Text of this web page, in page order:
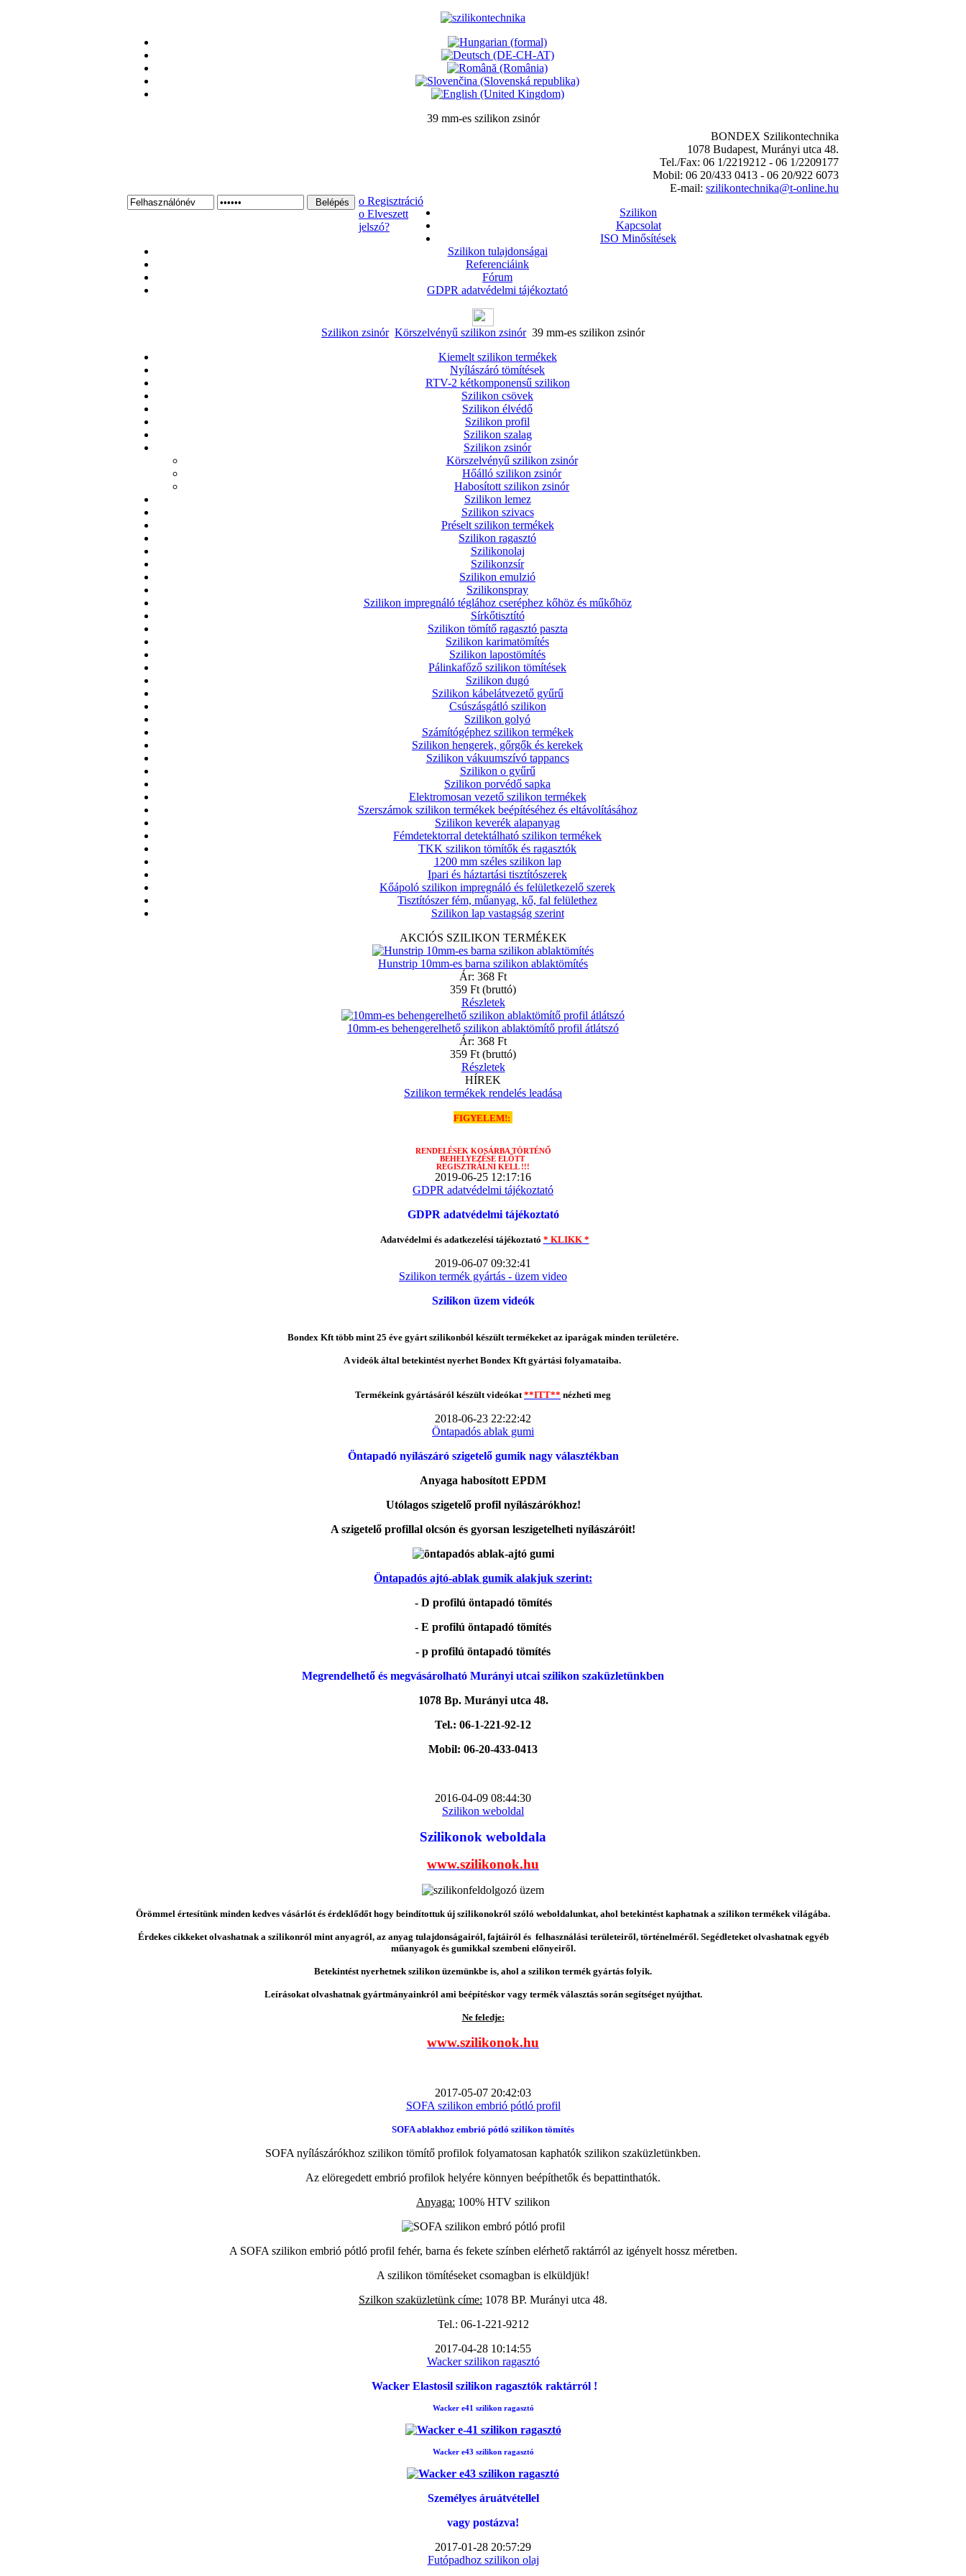
39 mm-es szilikon zsinór
BONDEX Szilikontechnika
1078 Budapest, Murányi utca 48.
Tel./Fax: 06 1/2219212 - 06 1/2209177
Mobil: 06 20/433 0413 - 06 20/922 6073
E-mail: szilikontechnika@t-online.hu
ο Regisztráció
ο Elveszett
jelszó?
Szilikon
Kapcsolat
ISO Minősítések
Szilikon tulajdonságai
Referenciáink
Fórum
GDPR adatvédelmi tájékoztató
Szilikon zsinór Körszelvényű szilikon zsinór 39 mm-es szilikon zsinór
Kiemelt szilikon termékek
Nyílászáró tömítések
RTV-2 kétkomponensű szilikon
Szilikon csövek
Szilikon élvédő
Szilikon profil
Szilikon szalag
Szilikon zsinór
Körszelvényű szilikon zsinór
Hőálló szilikon zsinór
Habosított szilikon zsinór
Szilikon lemez
Szilikon szivacs
Préselt szilikon termékek
Szilikon ragasztó
Szilikonolaj
Szilikonzsír
Szilikon emulzió
Szilikonspray
Szilikon impregnáló téglához cseréphez kőhöz és műkőhöz
Sírkőtisztító
Szilikon tömítő ragasztó paszta
Szilikon karimatömítés
Szilikon lapostömítés
Pálinkafőző szilikon tömítések
Szilikon dugó
Szilikon kábelátvezető gyűrű
Csúszásgátló szilikon
Szilikon golyó
Számítógéphez szilikon termékek
Szilikon hengerek, gőrgők és kerekek
Szilikon vákuumszívó tappancs
Szilikon o gyűrű
Szilikon porvédő sapka
Elektromosan vezető szilikon termékek
Szerszámok szilikon termékek beépítéséhez és eltávolításához
Szilikon keverék alapanyag
Fémdetektorral detektálható szilikon termékek
TKK szilikon tömítők és ragasztók
1200 mm széles szilikon lap
Ipari és háztartási tisztítószerek
Kőápoló szilikon impregnáló és felületkezelő szerek
Tisztítószer fém, műanyag, kő, fal felülethez
Szilikon lap vastagság szerint
AKCIÓS SZILIKON TERMÉKEK
Hunstrip 10mm-es barna szilikon ablaktömítés
Ár: 368 Ft
359 Ft (bruttó)
Részletek
10mm-es behengerelhető szilikon ablaktömítő profil átlátszó
Ár: 368 Ft
359 Ft (bruttó)
Részletek
HÍREK
Szilikon termékek rendelés leadása
FIGYELEM!:
RENDELÉSEK KOSÁRBA TÖRTÉNŐ
BEHELYEZÉSE ELŐTT
REGISZTRÁLNI KELL !!!
2019-06-25 12:17:16
GDPR adatvédelmi tájékoztató
GDPR adatvédelmi tájékoztató
Adatvédelmi és adatkezelési tájékoztató * KLIKK *
2019-06-07 09:32:41
Szilikon termék gyártás - üzem video
Szilikon üzem videók
Bondex Kft több mint 25 éve gyárt szilikonból készült termékeket az iparágak minden területére.
A videók által betekintést nyerhet Bondex Kft gyártási folyamataiba.
Termékeink gyártásáról készült videókat**ITT** nézheti meg
2018-06-23 22:22:42
Öntapadós ablak gumi
Öntapadó nyílászáró szigetelő gumik nagy választékban
Anyaga habosított EPDM
Utólagos szigetelő profil nyílászárókhoz!
A szigetelő profillal olcsón és gyorsan leszigetelheti nyílászáróit!
Öntapadós ajtó-ablak gumik alakjuk szerint:
- D profilú öntapadó tömítés
- E profilú öntapadó tömítés
- p profilú öntapadó tömítés
Megrendelhető és megvásárolható Murányi utcai szilikon szaküzletünkben
1078 Bp. Murányi utca 48.
Tel.: 06-1-221-92-12
Mobil: 06-20-433-0413
2016-04-09 08:44:30
Szilikon weboldal
Szilikonok weboldala
www.szilikonok.hu
Örömmel értesítünk minden kedves vásárlót és érdeklődőt hogy beindítottuk új szilikonokról szóló weboldalunkat, ahol betekintést kaphatnak a szilikon termékek világába.
Érdekes cikkeket olvashatnak a szilikonról mint anyagról, az anyag tulajdonságairól, fajtáiról és felhasználási területeiről, történelméről. Segédleteket olvashatnak egyéb
műanyagok és gumikkal szembeni előnyeiről.
Betekintést nyerhetnek szilikon üzemünkbe is, ahol a szilikon termék gyártás folyik.
Leírásokat olvashatnak gyártmányainkról ami beépítéskor vagy termék választás során segítséget nyújthat.
Ne feledje:
www.szilikonok.hu
2017-05-07 20:42:03
SOFA szilikon embrió pótló profil
SOFA ablakhoz embrió pótló szilikon tömítés
SOFA nyílászárókhoz szilikon tömítő profilok folyamatosan kaphatók szilikon szaküzletünkben.
Az elöregedett embrió profilok helyére könnyen beépíthetők és bepattinthatók.
Anyaga: 100% HTV szilikon
A SOFA szilikon embrió pótló profil fehér, barna és fekete színben elérhető raktárról az igényelt hossz méretben.
A szilikon tömítéseket csomagban is elküldjük!
Szilkon szaküzletünk címe: 1078 BP. Murányi utca 48.
Tel.: 06-1-221-9212
2017-04-28 10:14:55
Wacker szilikon ragasztó
Wacker Elastosil szilikon ragasztók raktárról !
Wacker e41 szilikon ragasztó
Wacker e43 szilikon ragasztó
Személyes áruátvétellel
vagy postázva!
2017-01-28 20:57:29
Futópadhoz szilikon olaj